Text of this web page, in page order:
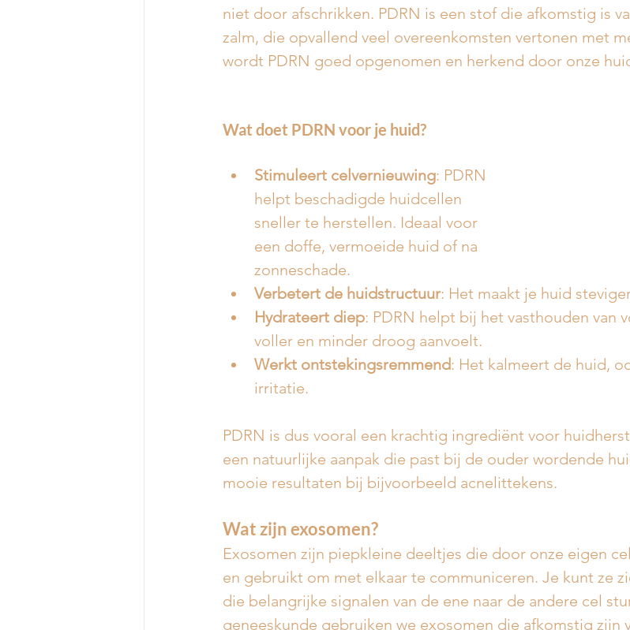
niet door afschrikken. PDRN is een stof die afkomstig is
zalm, die opvallend veel overeenkomsten vertonen met
wordt PDRN goed opgenomen en herkend door onze
Wat doet PDRN voor je huid?
Stimuleert celvernieuwing: PDRN
helpt beschadigde huidcellen
sneller te herstellen. Ideaal voor
een doffe, vermoeide huid of na
zonneschade.
Verbetert de huidstructuur: Het maakt je huid
Hydrateert diep: PDRN helpt bij het vasthouden van
voller en minder droog aanvoelt.
Werkt ontstekingsremmend: Het kalmeert de huid,
irritatie.
PDRN is dus vooral een krachtig ingrediënt voor
een natuurlijke aanpak die past bij de ouder wordende
mooie resultaten bij bijvoorbeeld acnelittekens.
Wat zijn exosomen?
Exosomen zijn piepkleine deeltjes die door onze eigen
en gebruikt om met elkaar te communiceren. Je kunt ze
die belangrijke signalen van de ene naar de andere cel
geneeskunde gebruiken we exosomen die afkomstig zijn